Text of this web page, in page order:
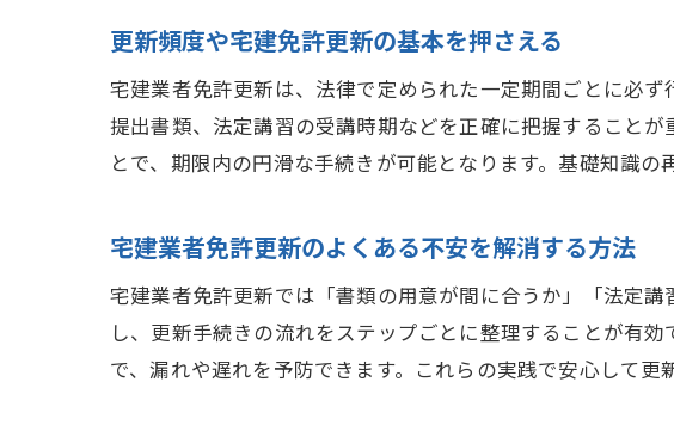
宅建
宅建
宅建
更新ハガ
宅建
宅建
更新頻度や宅建免許更新の基本を押さえる
宅建業者免許更新は、法律で定められた一定期間ごとに必
提出書類、法定講習の受講時期などを正確に把握すること
とで、期限内の円滑な手続きが可能となります。基礎知識の
宅建業者免許更新のよくある不安を解消する方法
宅建業者免許更新では「書類の用意が間に合うか」「法定
し、更新手続きの流れをステップごとに整理することが有
で、漏れや遅れを予防できます。これらの実践で安心して更